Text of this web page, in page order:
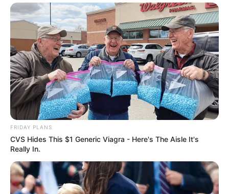
FRIDAY PLANS
CVS Hides This $1 Generic Viagra - Here's The Aisle It's
Really In.